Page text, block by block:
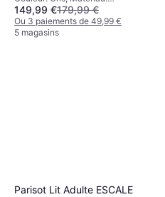
Polyuréthane, MDF
149,99 €179,99 €
Ou 3 paiements de 49,99 €
5 magasins
Parisot Lit Adulte ESCALE